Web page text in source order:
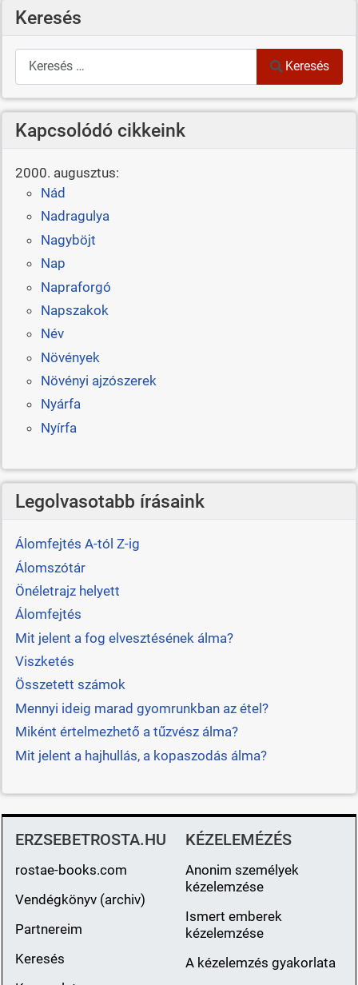
Keresés
Keresés
Keresés
Kapcsolódó cikkeink
2000. augusztus:
Nád
Nadragulya
Nagyböjt
Nap
Napraforgó
Napszakok
Név
Növények
Növényi ajzószerek
Nyárfa
Nyírfa
Legolvasotabb írásaink
Álomfejtés A-tól Z-ig
Álomszótár
Önéletrajz helyett
Álomfejtés
Mit jelent a fog elvesztésének álma?
Viszketés
Összetett számok
Mennyi ideig marad gyomrunkban az étel?
Miként értelmezhető a tűzvész álma?
Mit jelent a hajhullás, a kopaszodás álma?
ERZSEBETROSTA.HU
rostae-books.com
Vendégkönyv (archiv)
Partnereim
Keresés
KÉZELEMÉZÉS
Anonim személyek
kézelemzése
Ismert emberek
kézelemzése
A kézelemzés gyakorlata